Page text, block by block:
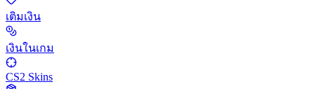
เติมเงิน
เงินในเกม
CS2 Skins